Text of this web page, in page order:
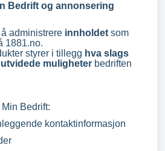
Bedrift og annonsering
administrere innholdet som
1881.no.
styrer i tillegg hva slags
muligheter bedriften
Bedrift:
kontaktinformasjon